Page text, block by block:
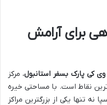
برای آرامش
کی پارک بسفر استانبول، مرکز
نقاط است. با مساحتی خیره
این اسپا نه تنها یکی از بزرگترین مراکز